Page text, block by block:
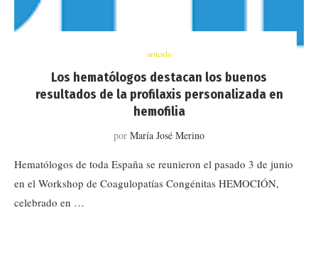
artículo
Los hematólogos destacan los buenos
resultados de la profilaxis personalizada en
hemofilia
por María José Merino
Hematólogos de toda España se reunieron el pasado 3 de junio
en el Workshop de Coagulopatías Congénitas HEMOCIÓN,
celebrado en …